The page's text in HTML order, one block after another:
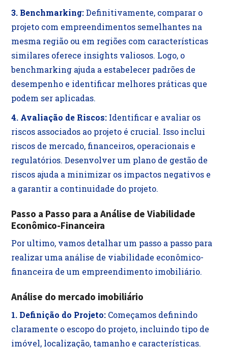
3. Benchmarking:Definitivamente, comparar o
projeto com empreendimentos semelhantes na
mesma região ou em regiões com características
similares oferece insights valiosos. Logo, o
benchmarking ajuda a estabelecer padrões de
desempenho e identificar melhores práticas que
podem ser aplicadas.
4. Avaliação de Riscos: Identificar e avaliar os
riscos associados ao projeto é crucial. Isso inclui
riscos de mercado, financeiros, operacionais e
regulatórios. Desenvolver um plano de gestão de
riscos ajuda a minimizar os impactos negativos e
a garantir a continuidade do projeto.
Passo a Passo para a Análise de Viabilidade
Econômico-Financeira
Por ultimo, vamos detalhar um passo a passo para
realizar uma análise de viabilidade econômico-
financeira de um empreendimento imobiliário.
Análise do mercado imobiliário
1. Definição do Projeto: Começamos definindo
claramente o escopo do projeto, incluindo tipo de
imóvel, localização, tamanho e características.